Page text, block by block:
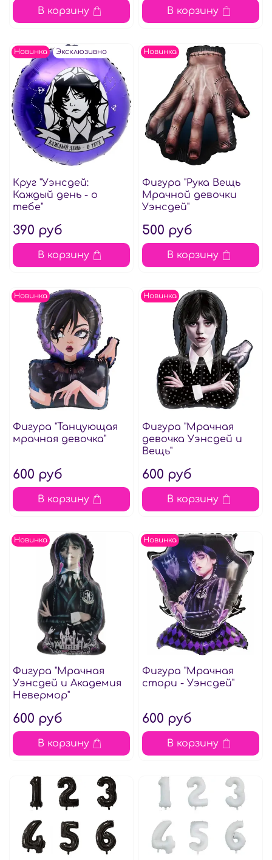
В корзину В корзину
Новинка Эксклюзивно
Круг "Уэнсдей:
Каждый день - о
тебе"
390 руб
В корзину
Новинка
Фигура "Рука Вещь
Мрачной девочки
Уэнсдей"
500 руб
В корзину
Новинка
Фигура "Танцующая
мрачная девочка"
600 руб
В корзину
Новинка
Фигура "Мрачная
девочка Уэнсдей и
Вещь"
600 руб
В корзину
Новинка
Фигура "Мрачная
Уэнсдей и Академия
Невермор"
600 руб
В корзину
Новинка
Фигура "Мрачная
стори - Уэнсдей"
600 руб
В корзину